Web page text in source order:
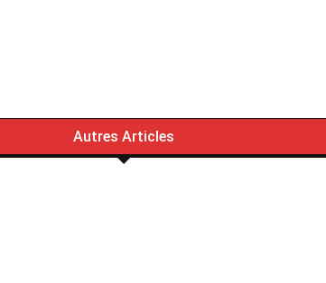
Autres Articles